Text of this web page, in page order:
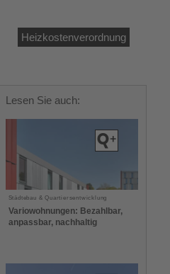
Heizkostenverordnung
Lesen Sie auch:
Städtebau & Quartiersentwicklung
Variowohnungen: Bezahlbar,
anpassbar, nachhaltig